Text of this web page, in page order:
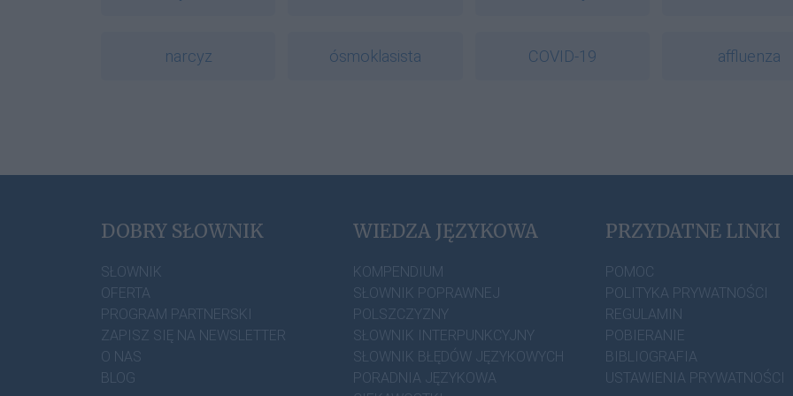
narcyz ósmoklasista COVID-19 affluenza
DOBRY SŁOWNIK
SŁOWNIK
OFERTA
PROGRAM PARTNERSKI
ZAPISZ SIĘ NA NEWSLETTER
O NAS
BLOG
WIEDZA JĘZYKOWA
KOMPENDIUM
SŁOWNIK POPRAWNEJ
POLSZCZYZNY
SŁOWNIK INTERPUNKCYJNY
SŁOWNIK BŁĘDÓW JĘZYKOWYCH
PORADNIA JĘZYKOWA
PRZYDATNE LINKI
POMOC
POLITYKA PRYWATNOŚCI
REGULAMIN
POBIERANIE
BIBLIOGRAFIA
USTAWIENIA PRYWATNOŚCI